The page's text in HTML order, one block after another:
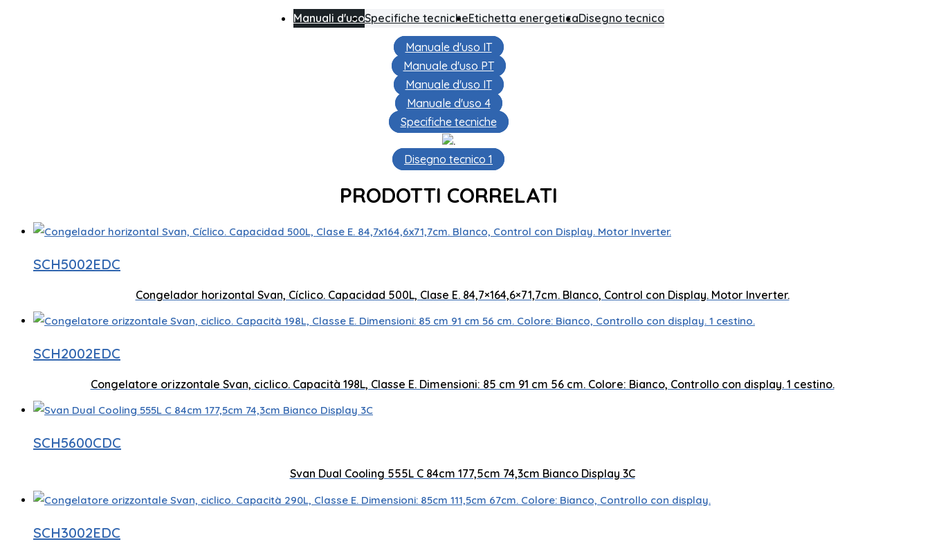
Manuali d'usoSpecifiche tecnicheEtichetta energeticaDisegno tecnico
Manuale d'uso IT
Manuale d'uso PT
Manuale d'uso IT
Manuale d'uso 4
Specifiche tecniche
.
Disegno tecnico 1
PRODOTTI CORRELATI
SCH5002EDC
Congelador horizontal Svan, Cíclico. Capacidad 500L, Clase E. 84,7×164,6×71,7cm. Blanco, Control con Display. Motor Inverter.
Capacidad 500 Litros Controllo del display a LED
SCH2002EDC
Congelatore orizzontale Svan, ciclico. Capacità 198L, Classe E. Dimensioni: 85 cm 91 cm 56 cm. Colore: Bianco, Controllo con display. 1 cestino.
Tecnologia ciclica Controllo del display a LED
SCH5600CDC
Svan Dual Cooling 555L C 84cm 177,5cm 74,3cm Bianco Display 3C
Capacità 555 litri Sistema di raffreddamento doppio
SCH3002EDC
Tecnologia ciclica Controllo del display a LED